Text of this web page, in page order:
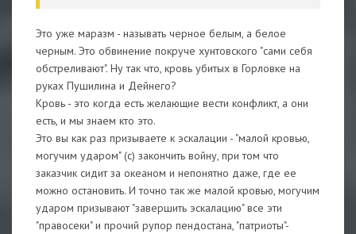
Это уже маразм - называть черное белым, а белое
черным. Это обвинение покруче хунтовского "сами себя
обстреливают". Ну так что, кровь убитых в Горловке на
руках Пушилина и Дейнего?
Кровь - это когда есть желающие вести конфликт, а они
есть, и мы знаем кто это.
Это вы как раз призываете к эскалации - "малой кровью,
могучим ударом" (с) закончить войну, при том что
заказчик сидит за океаном и непонятно даже, где ее
можно остановить. И точно так же малой кровью, могучим
ударом призывают "завершить эскалацию" все эти
"правосеки" и прочий рупор пендостана, "патриоты"-